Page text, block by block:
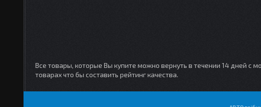
Все товары, которые Вы купите можно вернуть в течении 14 дней с
товарах что бы составить рейтинг качества.